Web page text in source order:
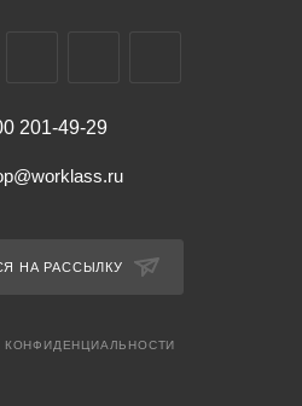
201-49-29
НА РАССЫЛКУ
КОНФИДЕНЦИАЛЬНОСТИ